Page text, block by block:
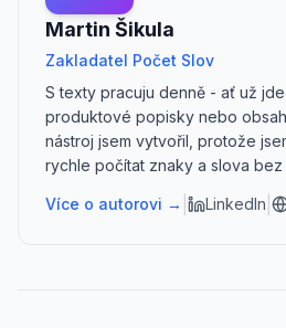
Martin Šikula
Zakladatel Počet Slov
S texty pracuju denně - ať už jde
produktové popisky nebo
nástroj jsem vytvořil, protože
rychle počítat znaky a slova bez
Více o autorovi → LinkedIn